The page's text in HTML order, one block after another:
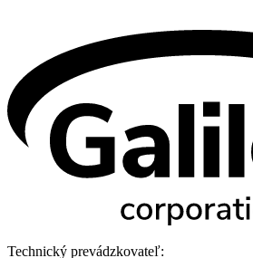
Technický prevádzkovateľ: